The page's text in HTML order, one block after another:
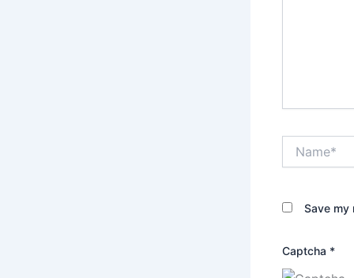
Save my
Captcha *